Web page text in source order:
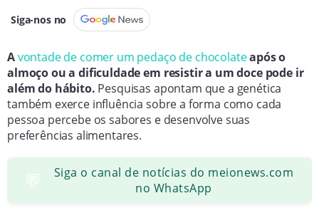
Siga-nos no
Avontade de comer um pedaço de chocolateapós o
almoço ou a dificuldade em resistir a um doce pode ir
além do hábito. Pesquisas apontam que a genética
também exerce influência sobre a forma como cada
pessoa percebe os sabores e desenvolve suas
preferências alimentares.
💬
Siga o canal de notícias do meionews.com
no WhatsApp